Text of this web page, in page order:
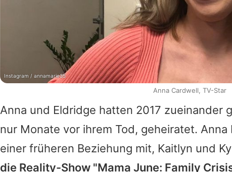
Anna und Eldridge hatten 2017 zueinander
nur Monate vor ihrem Tod, geheiratet. Anna
einer früheren Beziehung mit, Kaitlyn und
die Reality-Show "Mama June: Family
Instagram / annamarie35
Anna Cardwell, TV-Star